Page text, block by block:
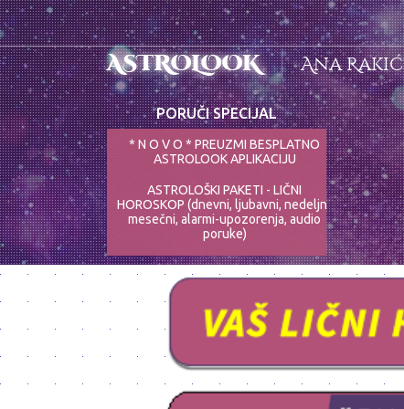
ASTROLOOK Ana Rakić
PORUČI SPECIJAL
* N O V O * PREUZMI BESPLATNO
ASTROLOOK APLIKACIJU
ASTROLOŠKI PAKETI - LIČNI
HOROSKOP (dnevni, ljubavni, nedeljni,
mesečni, alarmi-upozorenja, audio
poruke)
ASTRO-PSIHOLOG - NAJPRECIZNIJE
ANALIZE